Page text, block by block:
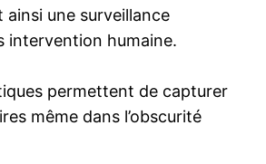
ainsi une surveillance
intervention humaine.
permettent de capturer
même dans l’obscurité